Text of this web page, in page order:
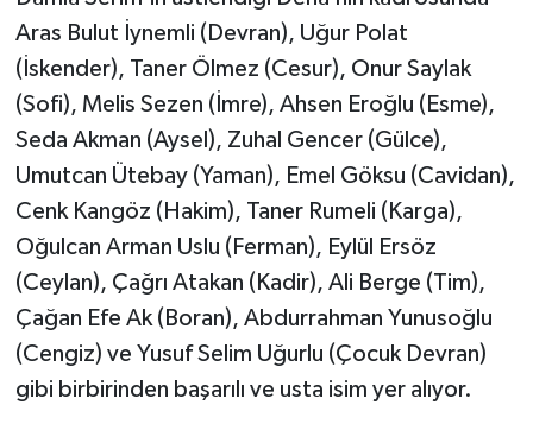
Aras Bulut İynemli (Devran), Uğur Polat
(İskender), Taner Ölmez (Cesur), Onur Saylak
(Sofi), Melis Sezen (İmre), Ahsen Eroğlu (Esme),
Seda Akman (Aysel), Zuhal Gencer (Gülce),
Umutcan Ütebay (Yaman), Emel Göksu (Cavidan),
Cenk Kangöz (Hakim), Taner Rumeli (Karga),
Oğulcan Arman Uslu (Ferman), Eylül Ersöz
(Ceylan), Çağrı Atakan (Kadir), Ali Berge (Tim),
Çağan Efe Ak (Boran), Abdurrahman Yunusoğlu
(Cengiz) ve Yusuf Selim Uğurlu (Çocuk Devran)
gibi birbirinden başarılı ve usta isim yer alıyor.